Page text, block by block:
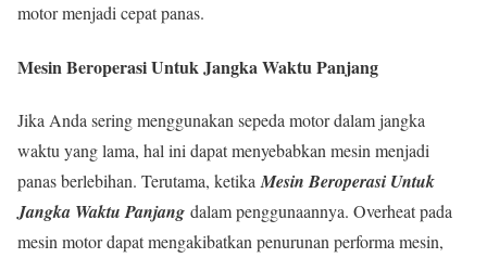
motor menjadi cepat panas.
Mesin Beroperasi Untuk Jangka Waktu Panjang
Jika Anda sering menggunakan sepeda motor dalam jangka
waktu yang lama, hal ini dapat menyebabkan mesin menjadi
panas berlebihan. Terutama, ketika Mesin Beroperasi Untuk
Jangka Waktu Panjang dalam penggunaannya. Overheat pada
mesin motor dapat mengakibatkan penurunan performa mesin,